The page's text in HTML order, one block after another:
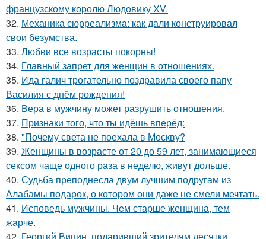
французскому королю Людовику XV.
32. Механика сюрреализма: как дали конструировал
свои безумства.
33. Любви все возрасты покорны!
34. Главный запрет для женщин в отношениях.
35. Ида галич трогательно поздравила своего папу
Василия с днём рождения!
36. Вера в мужчину может разрушить отношения.
37. Признаки того, что ты идёшь вперёд:
38. "Почему света не поехала в Москву?
39. Женщины в возрасте от 20 до 59 лет, занимающиеся
сексом чаще одного раза в неделю, живут дольше.
40. Судьба преподнесла двум лучшим подругам из
Алабамы подарок, о котором они даже не смели мечтать.
41. Исповедь мужчины. Чeм старше женщина, тем
жaрче.